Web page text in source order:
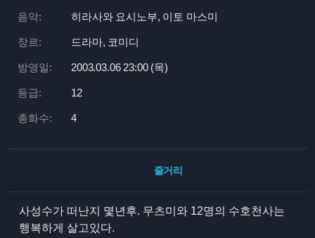
음악: 히라사와 요시노부, 이토 마스미
장르: 드라마, 코미디
방영일: 2003.03.06 23:00 (목)
등급: 12
총화수: 4
줄거리
사성수가 떠난지 몇년후. 무츠미와 12명의 수호천사는
행복하게 살고있다.